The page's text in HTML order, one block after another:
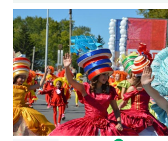
фонтан.